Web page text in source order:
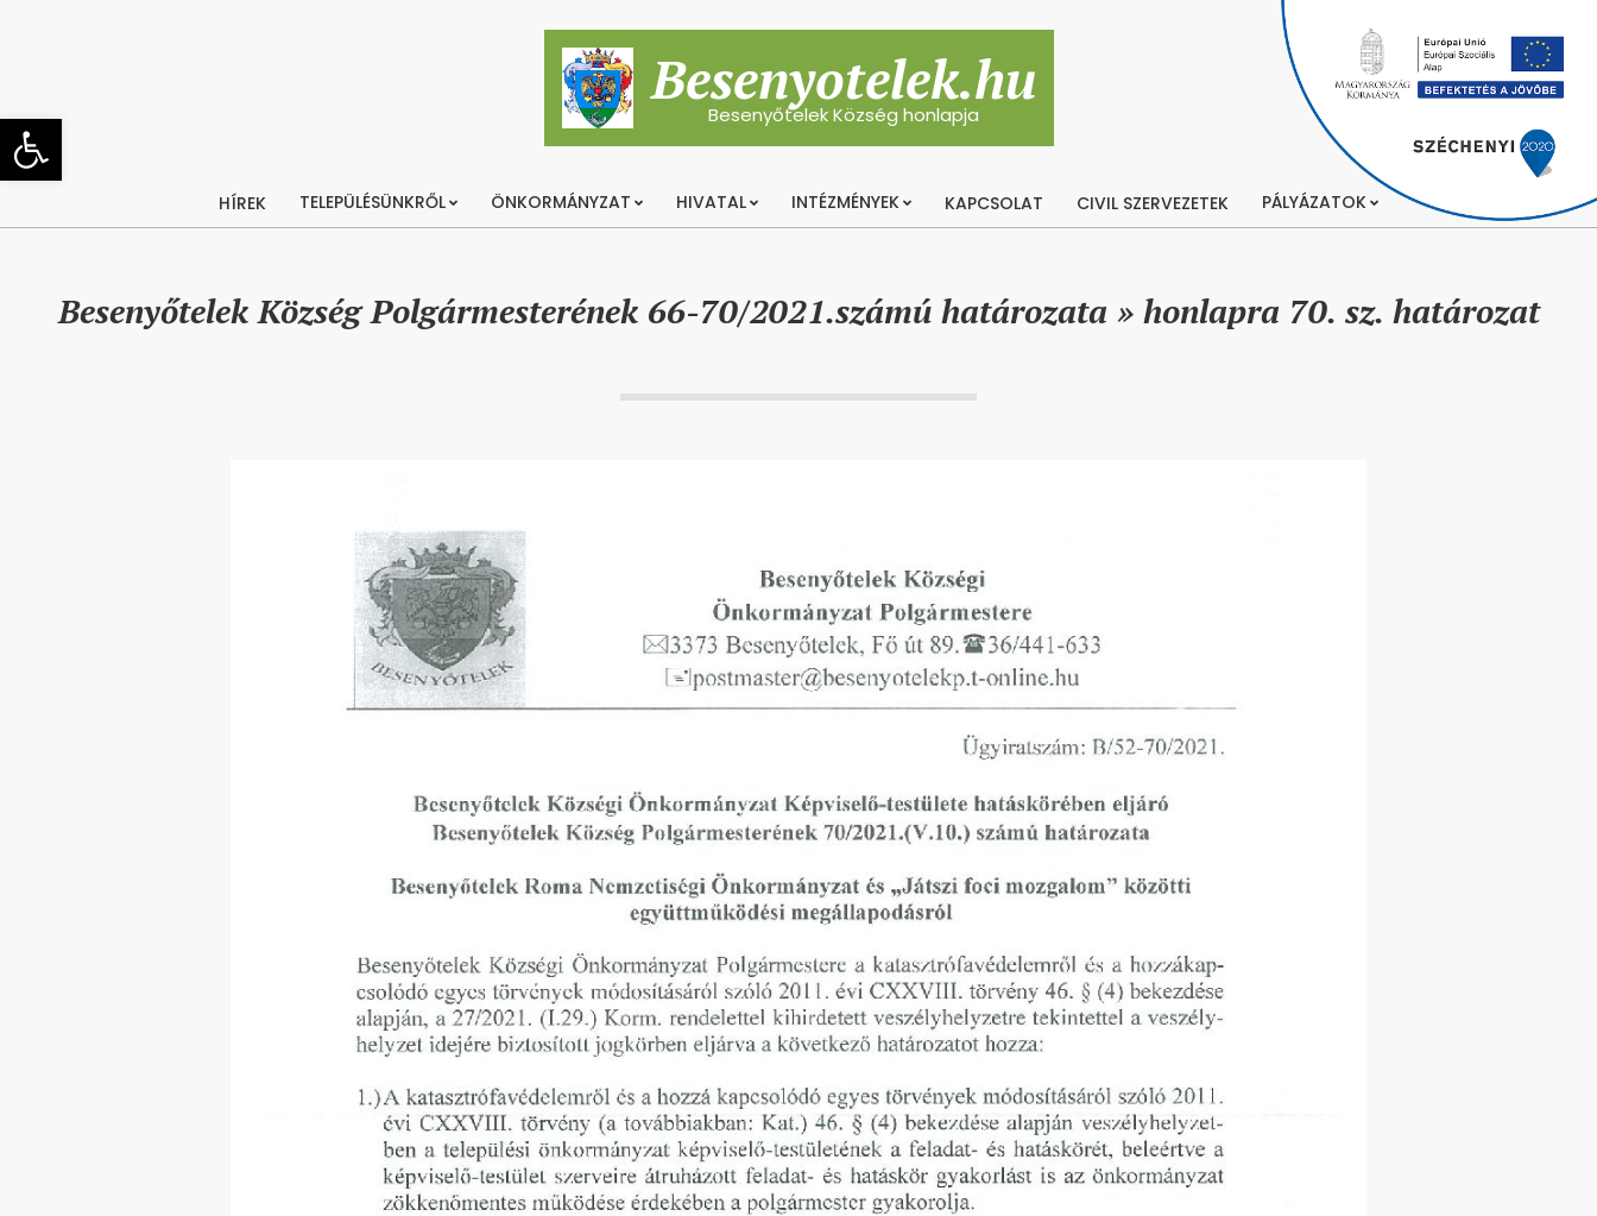
Eszköztár megnyitása
Besenyotelek.hu
Besenyőtelek Község honlapja
Primary
HÍREK TELEPÜLÉSÜNKRŐL ÖNKORMÁNYZAT HIVATAL INTÉZMÉNYEK KAPCSOLAT CIVIL SZERVEZETEK PÁLYÁZATOK
Besenyőtelek Község Polgármesterének 66-70/2021.számú határozata » honlapra 70. sz. határozat